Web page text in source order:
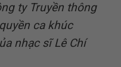
ty Truyền thông
ca khúc
nhạc sĩ Lê Chí